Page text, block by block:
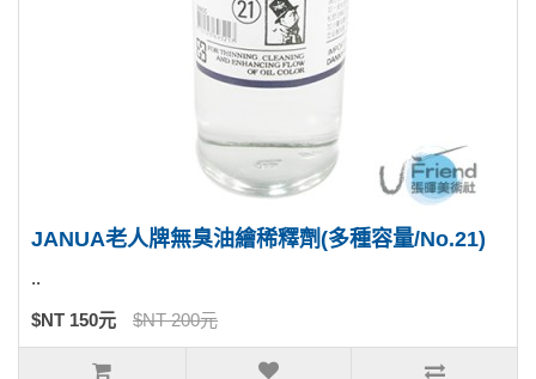
JANUA老人牌無臭油繪稀釋劑(多種容量/No.21)
..
$NT 150元 $NT 200元